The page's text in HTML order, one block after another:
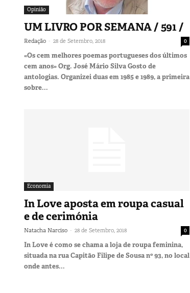
Opinião
UM LIVRO POR SEMANA / 591 /
Redação - 28 de Setembro, 2018 0
«Os cem melhores poemas portugueses dos últimos
cem anos» Org. José Mário Silva Gosto de
antologias. Organizei duas em 1985 e 1989, a primeira
sobre...
Economia
In Love aposta em roupa casual
e de cerimónia
Natacha Narciso - 28 de Setembro, 2018 0
In Love é como se chama a loja de roupa feminina,
situada na rua Capitão Filipe de Sousa nº 93, no local
onde antes...